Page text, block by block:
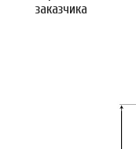
заказчика